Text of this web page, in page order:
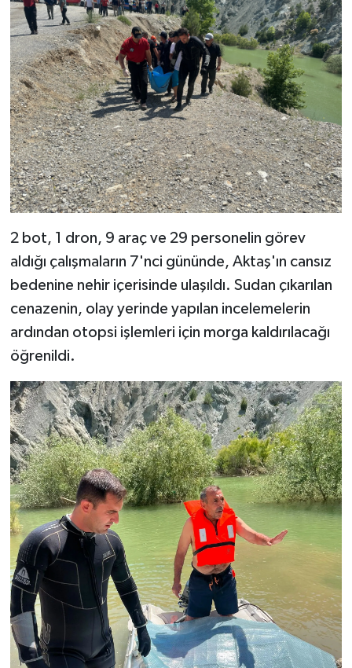
2 bot, 1 dron, 9 araç ve 29 personelin görev
aldığı çalışmaların 7'nci gününde, Aktaş'ın cansız
bedenine nehir içerisinde ulaşıldı. Sudan çıkarılan
cenazenin, olay yerinde yapılan incelemelerin
ardından otopsi işlemleri için morga kaldırılacağı
öğrenildi.